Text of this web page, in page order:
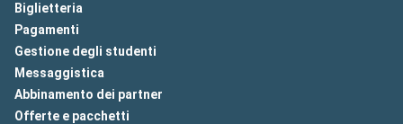
Biglietteria
Pagamenti
Gestione degli studenti
Messaggistica
Abbinamento dei partner
Offerte e pacchetti